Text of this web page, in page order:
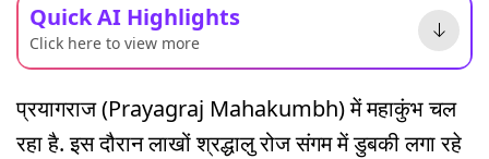
Quick AI Highlights
Click here to view more
प्रयागराज (Prayagraj Mahakumbh) में महाकुंभ चल
रहा है. इस दौरान लाखों श्रद्धालु रोज संगम में डुबकी लगा रहे